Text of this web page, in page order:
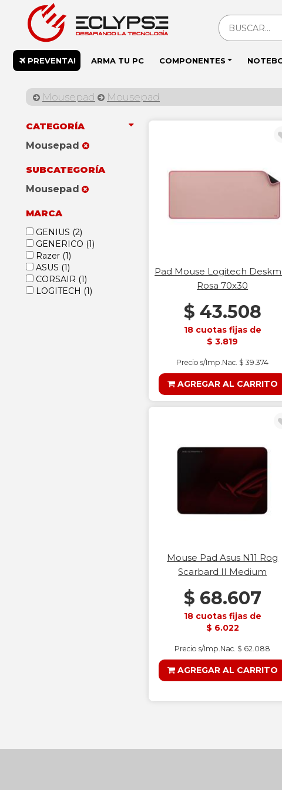
PREVENTA! ARMA TU PC COMPONENTES
Mousepad Mousepad
CATEGORÍA
Mousepad
SUBCATEGORÍA
Mousepad
MARCA
GENIUS (2)
GENERICO (1)
Razer (1)
ASUS (1)
CORSAIR (1)
LOGITECH (1)
Pad Mouse Logitech
Rosa 70x30
$ 43.508
18 cuotas fijas de
$ 3.819
Precio s/Imp.Nac. $ 39.374
AGREGAR AL CARRITO
Mouse Pad Asus N11 Rog
Scarbard II Medium
$ 68.607
18 cuotas fijas de
$ 6.022
Precio s/Imp.Nac. $ 62.088
AGREGAR AL CARRITO